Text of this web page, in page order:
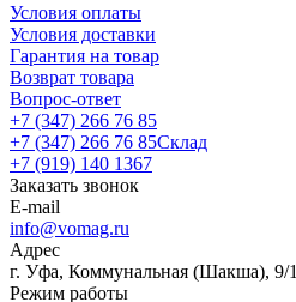
Условия оплаты
Условия доставки
Гарантия на товар
Возврат товара
Вопрос-ответ
+7 (347) 266 76 85
+7 (347) 266 76 85Склад
+7 (919) 140 1367
Заказать звонок
E-mail
info@vomag.ru
Адрес
г. Уфа, Коммунальная (Шакша), 9/1
Режим работы